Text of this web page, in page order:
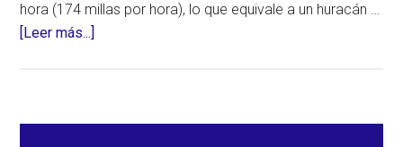
hora (174 millas por hora), lo que equivale a un huracán …
[Leer más...]
“Goni”